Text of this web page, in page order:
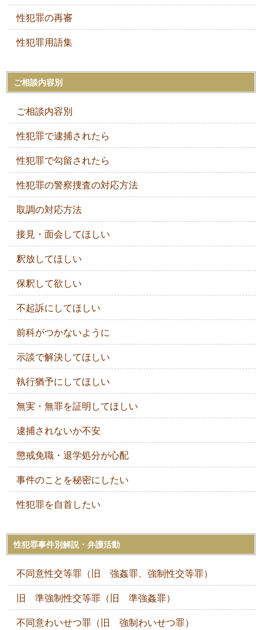
性犯罪の再審
性犯罪用語集
ご相談内容別
ご相談内容別
性犯罪で逮捕されたら
性犯罪で勾留されたら
性犯罪の警察捜査の対応方法
取調の対応方法
接見・面会してほしい
釈放してほしい
保釈して欲しい
不起訴にしてほしい
前科がつかないように
示談で解決してほしい
執行猶予にしてほしい
無実・無罪を証明してほしい
逮捕されないか不安
懲戒免職・退学処分が心配
事件のことを秘密にしたい
性犯罪を自首したい
性犯罪事件別解説・弁護活動
不同意性交等罪（旧 強姦罪、強制性交等罪）
旧 準強制性交等罪（旧 準強姦罪）
不同意わいせつ罪（旧 強制わいせつ罪）